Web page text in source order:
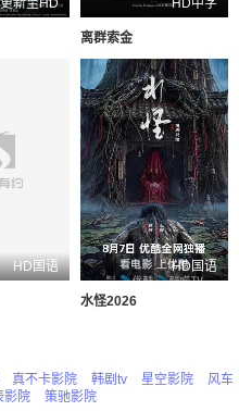
更新至HD HD中字
离群索金
HD国语 HD国语
水怪2026
真不卡影院 韩剧tv 星空影院
风车
影院 策驰影院